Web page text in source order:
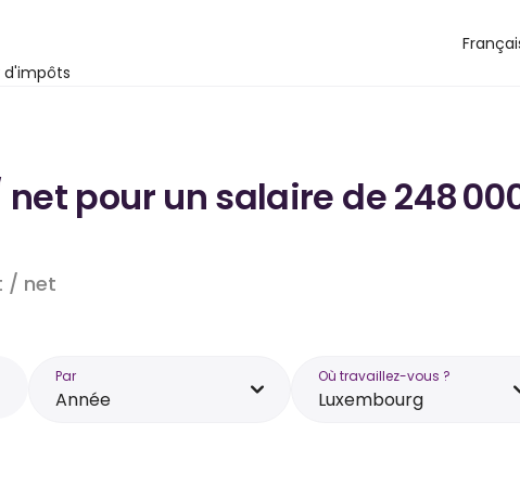
pour un salaire de 248
/ net
Par
Année
Où travaillez-vous ?
Luxembourg